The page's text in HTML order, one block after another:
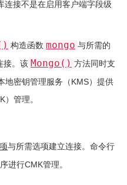
连接不是在启用客户端字段级
构造函数 mongo 与所需的
接。该 Mongo() 方法同时支
地密钥管理服务（KMS）提供
管理。
与所需选项建立连接。命令行
进行CMK管理。